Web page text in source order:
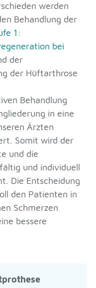
werden
Behandlung der
1:
bei
der
der Hüftarthrose
Behandlung
in eine
Ärzten
Somit wird der
und die
und individuell
Die Entscheidung
den Patienten in
Schmerzen
bessere